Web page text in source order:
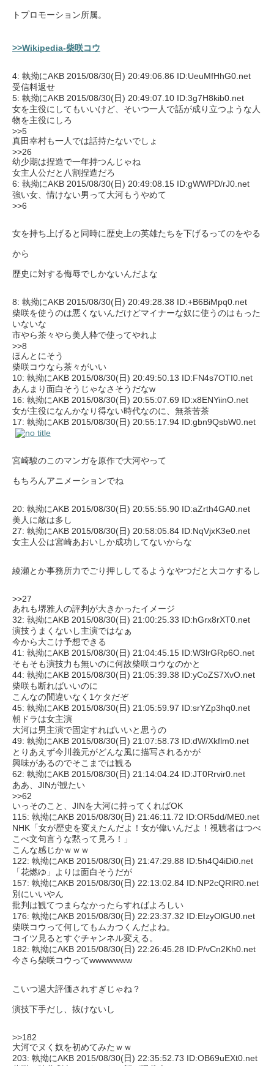
トプロモーション所属。
>>Wikipedia-柴咲コウ
4: 執拗にAKB 2015/08/30(日) 20:49:06.86 ID:UeuMfHhG0.net
受信料返せ
5: 執拗にAKB 2015/08/30(日) 20:49:07.10 ID:3g7H8kib0.net
女を主役にしてもいいけど、そいつ一人で話が成り立つような人
物を主役にしろ
>>5
真田幸村も一人では話持たないでしょ
>>26
幼少期は捏造で一年持つんじゃね
女主人公だと八割捏造だろ
6: 執拗にAKB 2015/08/30(日) 20:49:08.15 ID:gWWPD/rJ0.net
強い女、情けない男って大河もうやめて
>>6
女を持ち上げると同時に歴史上の英雄たちを下げるってのをやる
から
歴史に対する侮辱でしかないんだよな
8: 執拗にAKB 2015/08/30(日) 20:49:28.38 ID:+B6BiMpq0.net
柴咲を使うのは悪くないんだけどマイナーな奴に使うのはもった
いないな
市やら茶々やら美人枠で使ってやれよ
>>8
ほんとにそう
柴咲コウなら茶々がいい
10: 執拗にAKB 2015/08/30(日) 20:49:50.13 ID:FN4s7OTI0.net
あんまり面白そうじゃなさそうだなw
16: 執拗にAKB 2015/08/30(日) 20:55:07.69 ID:x8ENYiinO.net
女が主役になんかなり得ない時代なのに、無茶苦茶
17: 執拗にAKB 2015/08/30(日) 20:55:17.94 ID:gbn9QsbW0.net
宮崎駿のこのマンガを原作で大河やって
もちろんアニメーションでね
20: 執拗にAKB 2015/08/30(日) 20:55:55.90 ID:aZrth4GA0.net
美人に敵は多し
27: 執拗にAKB 2015/08/30(日) 20:58:05.84 ID:NqVjxK3e0.net
女主人公は宮崎あおいしか成功してないからな
綾瀬とか事務所力でごり押ししてるようなやつだと大コケするし
>>27
あれも堺雅人の評判が大きかったイメージ
32: 執拗にAKB 2015/08/30(日) 21:00:25.33 ID:hGrx8rXT0.net
演技うまくないし主演ではなぁ
今から大こけ予想できる
41: 執拗にAKB 2015/08/30(日) 21:04:45.15 ID:W3lrGRp6O.net
そもそも演技力も無いのに何故柴咲コウなのかと
44: 執拗にAKB 2015/08/30(日) 21:05:39.38 ID:yCoZS7XvO.net
柴咲も断ればいいのに
こんなの間違いなく1ケタだぞ
45: 執拗にAKB 2015/08/30(日) 21:05:59.97 ID:srYZp3hq0.net
朝ドラは女主演
大河は男主演で固定すればいいと思うの
49: 執拗にAKB 2015/08/30(日) 21:07:58.73 ID:dW/Xkflm0.net
とりあえず今川義元がどんな風に描写されるかが
興味があるのでそこまでは観る
62: 執拗にAKB 2015/08/30(日) 21:14:04.24 ID:JT0Rrvir0.net
ああ、JINが観たい
>>62
いっそのこと、JINを大河に持ってくればOK
115: 執拗にAKB 2015/08/30(日) 21:46:11.72 ID:OR5dd/ME0.net
NHK「女が歴史を変えたんだよ！女が偉いんだよ！視聴者はつべ
こべ文句言うな黙って見ろ！」
こんな感じかｗｗｗ
122: 執拗にAKB 2015/08/30(日) 21:47:29.88 ID:5h4Q4iDi0.net
「花燃ゆ」よりは面白そうだが
157: 執拗にAKB 2015/08/30(日) 22:13:02.84 ID:NP2cQRlR0.net
別にいいやん
批判は観てつまらなかったらすればよろしい
176: 執拗にAKB 2015/08/30(日) 22:23:37.32 ID:EIzyOlGU0.net
柴咲コウって何してもムカつくんだよね。
コイツ見るとすぐチャンネル変える。
182: 執拗にAKB 2015/08/30(日) 22:26:45.28 ID:P/vCn2Kh0.net
今さら柴咲コウってwwwwwww
こいつ過大評価されすぎじゃね？
演技下手だし、抜けないし
>>182
大河でヌく奴を初めてみたｗｗ
203: 執拗にAKB 2015/08/30(日) 22:35:52.73 ID:OB69uEXt0.net